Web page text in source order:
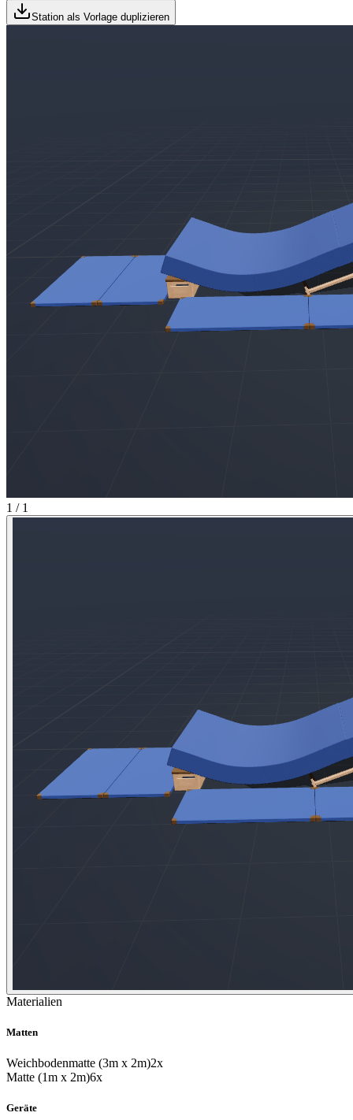
Station als Vorlage duplizieren
1 / 1
Materialien
Matten
Weichbodenmatte (3m x 2m)2x
Matte (1m x 2m)6x
Geräte